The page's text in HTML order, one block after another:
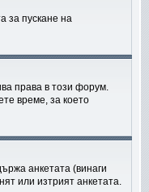
за пускане на
права в този форум.
време, за което
анкетата (винаги
или изтрият анкетата.